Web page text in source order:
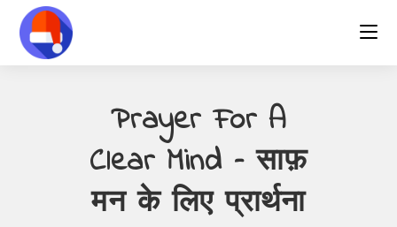
content
Prayer For A
Clear Mind – साफ़
मन के लिए प्रार्थना